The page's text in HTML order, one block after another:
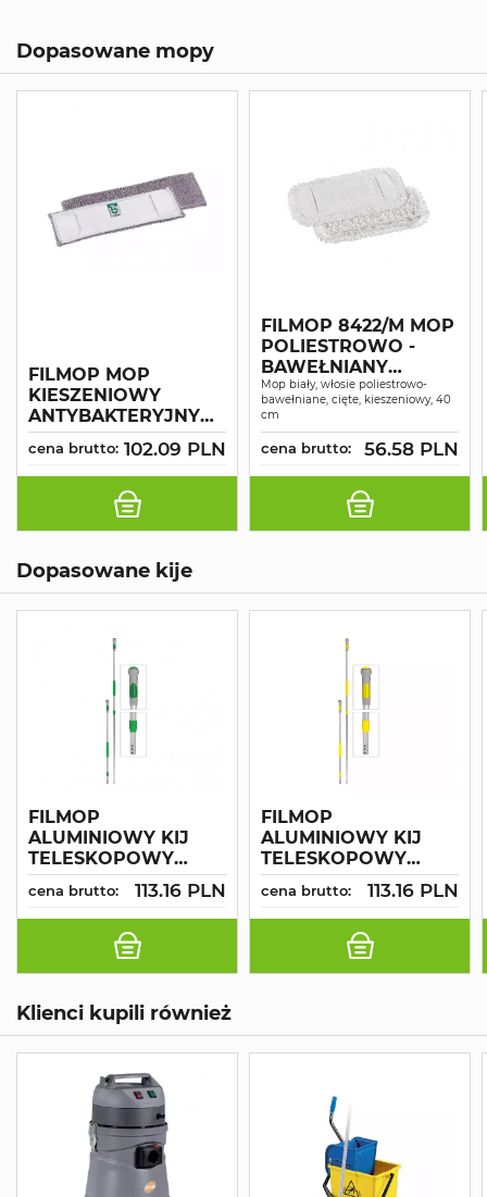
Dopasowane mopy
FILMOP MOP
KIESZENIOWY
ANTYBAKTERYJNY
40 CM
cena brutto: 102.09 PLN
FILMOP 8422/M MOP
POLIESTROWO -
BAWEŁNIANY
WŁOSIE
PĘTELKOWE-CIĘTE
KIESZENIOWY
40x16CM
Mop biały, włosie poliestrowo-
bawełniane, cięte, kieszeniowy, 40
cm
cena brutto: 56.58 PLN
Dopasowane kije
FILMOP
ALUMINIOWY KIJ
TELESKOPOWY
ERGONOMICZNY
UCHWYT 2-
ELEMENTOWY
SZARO-ZIELONY
cena brutto: 113.16 PLN
FILMOP
ALUMINIOWY KIJ
TELESKOPOWY
ERGONOMICZNY
UCHWYT 2-
ELEMENTY SZARO-
cena brutto: 113.16 PLN
Klienci kupili również